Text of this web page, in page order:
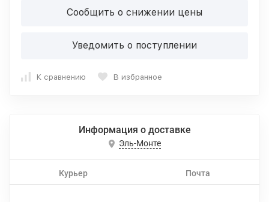
Сообщить о снижении цены
Уведомить о поступлении
К сравнению В избранное
Информация о доставке
Эль-Монте
Курьер Почта